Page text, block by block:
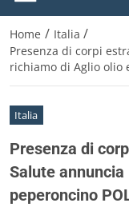
Home / Italia /
Presenza di corpi
richiamo di Aglio olio
Italia
Presenza di
Salute
peperoncino